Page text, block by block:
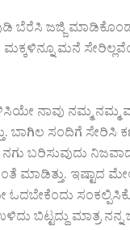
ಬೆರೆಸಿ ಜಜ್ಜಿ
ಮನೆ
ನಾವು ನಮ್ಮ ನಮ್ಮ
ಬಾಗಿಲ ಸಂದಿಗೆ
ಬರಿಸುವುದು
ಮಾಡಿತ್ತು.
ಬಿಟ್ಟದ್ದು ಮಾತ್ರ